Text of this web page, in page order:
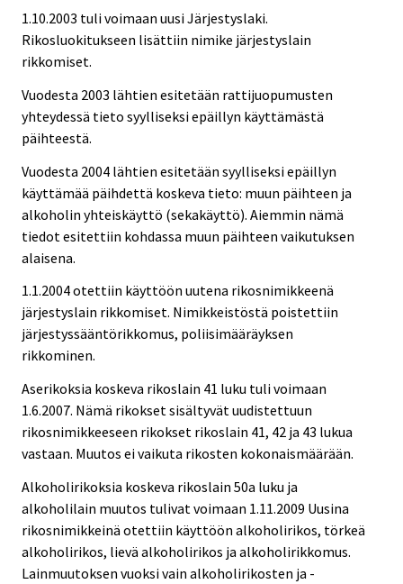
1.10.2003 tuli voimaan uusi Järjestyslaki.
Rikosluokitukseen lisättiin nimike järjestyslain
rikkomiset.
Vuodesta 2003 lähtien esitetään rattijuopumusten
yhteydessä tieto syylliseksi epäillyn käyttämästä
päihteestä.
Vuodesta 2004 lähtien esitetään syylliseksi epäillyn
käyttämää päihdettä koskeva tieto: muun päihteen ja
alkoholin yhteiskäyttö (sekakäyttö). Aiemmin nämä
tiedot esitettiin kohdassa muun päihteen vaikutuksen
alaisena.
1.1.2004 otettiin käyttöön uutena rikosnimikkeenä
järjestyslain rikkomiset. Nimikkeistöstä poistettiin
järjestyssääntörikkomus, poliisimääräyksen
rikkominen.
Aserikoksia koskeva rikoslain 41 luku tuli voimaan
1.6.2007. Nämä rikokset sisältyvät uudistettuun
rikosnimikkeeseen rikokset rikoslain 41, 42 ja 43 lukua
vastaan. Muutos ei vaikuta rikosten kokonaismäärään.
Alkoholirikoksia koskeva rikoslain 50a luku ja
alkoholilain muutos tulivat voimaan 1.11.2009 Uusina
rikosnimikkeinä otettiin käyttöön alkoholirikos, törkeä
alkoholirikos, lievä alkoholirikos ja alkoholirikkomus.
Lainmuutoksen vuoksi vain alkoholirikosten ja -